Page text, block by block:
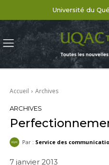
Université du
Accueil Archives
ARCHIVES
Par : Service des
7 janvier 2013